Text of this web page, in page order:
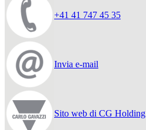
+41 41 747 45 35
Invia e-mail
Sito web di CG Holding